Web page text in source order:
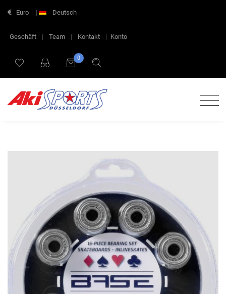
Euro | Deutsch
Geschäft | Team | Kontakt | Konto
0